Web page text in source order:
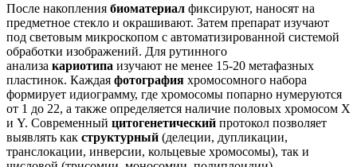
После накопления биоматериал фиксируют, наносят на
предметное стекло и окрашивают. Затем препарат изучают
под световым микроскопом с автоматизированной системой
обработки изображений. Для рутинного
анализа кариотипа изучают не менее 15-20 метафазных
пластинок. Каждая фотография хромосомного набора
формирует идиограмму, где хромосомы попарно нумеруются
от 1 до 22, а также определяется наличие половых хромосом X
и Y. Современный цитогенетический протокол позволяет
выявлять как структурный (делеции, дупликации,
транслокации, инверсии, кольцевые хромосомы), так и